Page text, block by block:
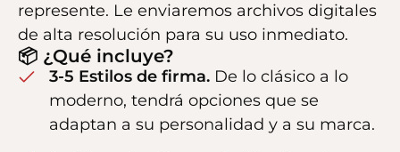
represente. Le enviaremos archivos digitales
de alta resolución para su uso inmediato.
📦 ¿Qué incluye?
3-5 Estilos de firma. De lo clásico a lo
moderno, tendrá opciones que se
adaptan a su personalidad y a su marca.